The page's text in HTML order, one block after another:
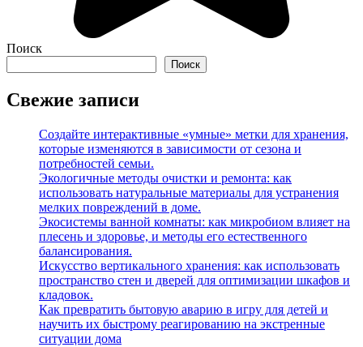
Поиск
Поиск
Свежие записи
Создайте интерактивные «умные» метки для хранения,
которые изменяются в зависимости от сезона и
потребностей семьи.
Экологичные методы очистки и ремонта: как
использовать натуральные материалы для устранения
мелких повреждений в доме.
Экосистемы ванной комнаты: как микробиом влияет на
плесень и здоровье, и методы его естественного
балансирования.
Искусство вертикального хранения: как использовать
пространство стен и дверей для оптимизации шкафов и
кладовок.
Как превратить бытовую аварию в игру для детей и
научить их быстрому реагированию на экстренные
ситуации дома